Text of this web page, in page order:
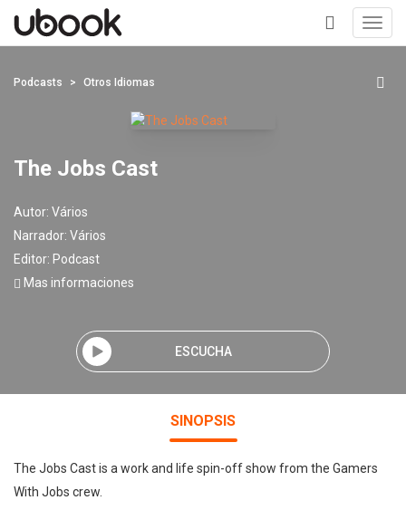
+
Podcasts Otros Idiomas
The Jobs Cast
Autor: Vários
Narrador: Vários
Editor: Podcast
Mas informaciones
ESCUCHA
SINOPSIS
The Jobs Cast is a work and life spin-off show from the Gamers
With Jobs crew.